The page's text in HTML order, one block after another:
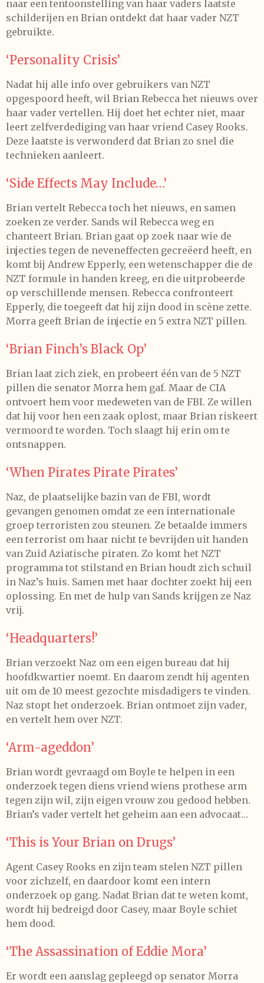
naar een tentoonstelling van haar vaders laatste
schilderijen en Brian ontdekt dat haar vader NZT
gebruikte.
‘Personality Crisis’
Nadat hij alle info over gebruikers van NZT
opgespoord heeft, wil Brian Rebecca het nieuws over
haar vader vertellen. Hij doet het echter niet, maar
leert zelfverdediging van haar vriend Casey Rooks.
Deze laatste is verwonderd dat Brian zo snel die
technieken aanleert.
‘Side Effects May Include…’
Brian vertelt Rebecca toch het nieuws, en samen
zoeken ze verder. Sands wil Rebecca weg en
chanteert Brian. Brian gaat op zoek naar wie de
injecties tegen de neveneffecten gecreëerd heeft, en
komt bij Andrew Epperly, een wetenschapper die de
NZT formule in handen kreeg, en die uitprobeerde
op verschillende mensen. Rebecca confronteert
Epperly, die toegeeft dat hij zijn dood in scène zette.
Morra geeft Brian de injectie en 5 extra NZT pillen.
‘Brian Finch’s Black Op’
Brian laat zich ziek, en probeert één van de 5 NZT
pillen die senator Morra hem gaf. Maar de CIA
ontvoert hem voor medeweten van de FBI. Ze willen
dat hij voor hen een zaak oplost, maar Brian riskeert
vermoord te worden. Toch slaagt hij erin om te
ontsnappen.
‘When Pirates Pirate Pirates’
Naz, de plaatselijke bazin van de FBI, wordt
gevangen genomen omdat ze een internationale
groep terroristen zou steunen. Ze betaalde immers
een terrorist om haar nicht te bevrijden uit handen
van Zuid Aziatische piraten. Zo komt het NZT
programma tot stilstand en Brian houdt zich schuil
in Naz’s huis. Samen met haar dochter zoekt hij een
oplossing. En met de hulp van Sands krijgen ze Naz
vrij.
‘Headquarters!’
Brian verzoekt Naz om een eigen bureau dat hij
hoofdkwartier noemt. En daarom zendt hij agenten
uit om de 10 meest gezochte misdadigers te vinden.
Naz stopt het onderzoek. Brian ontmoet zijn vader,
en vertelt hem over NZT.
‘Arm-ageddon’
Brian wordt gevraagd om Boyle te helpen in een
onderzoek tegen diens vriend wiens prothese arm
tegen zijn wil, zijn eigen vrouw zou gedood hebben.
Brian’s vader vertelt het geheim aan een advocaat…
‘This is Your Brian on Drugs’
Agent Casey Rooks en zijn team stelen NZT pillen
voor zichzelf, en daardoor komt een intern
onderzoek op gang. Nadat Brian dat te weten komt,
wordt hij bedreigd door Casey, maar Boyle schiet
hem dood.
‘The Assassination of Eddie Mora’
Er wordt een aanslag gepleegd op senator Morra